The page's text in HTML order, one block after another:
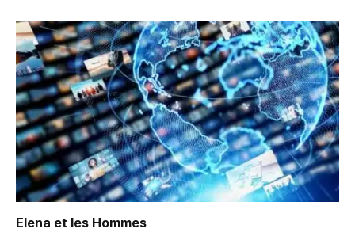
Elena et les Hommes